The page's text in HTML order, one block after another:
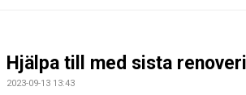
KALENDER
Hjälpa till med sista
2023-09-13 13:43